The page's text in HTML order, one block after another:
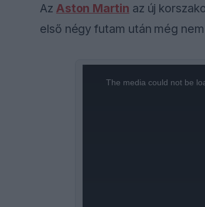
Az Aston Martin az új
első négy futam után még
The media could not be